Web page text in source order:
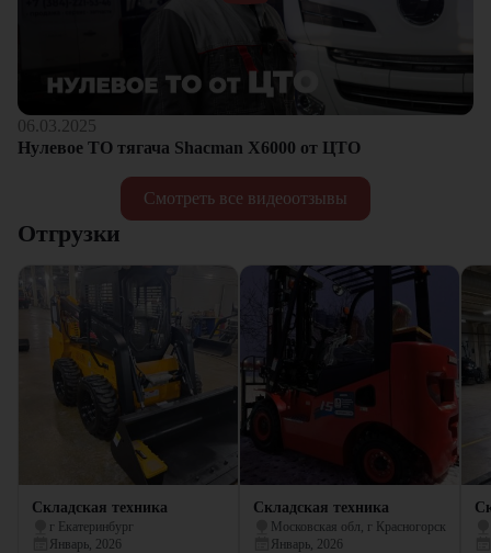
Смотреть все видеоотзывы
06.03.2025
Нулевое ТО тягача Shacman Х6000 от ЦТО
Отгрузки
Складская техника
г Екатеринбург
Январь, 2026
Складская техника
Московская обл, г Красногорск
Январь, 2026